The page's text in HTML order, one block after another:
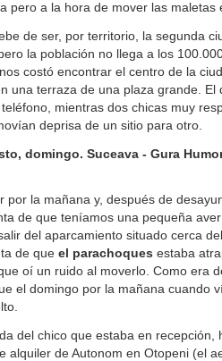
pero a la hora de mover las maletas
de ser, por territorio, la segunda
la población no llega a los
costó encontrar el centro de la
una terraza de una plaza grande. El
mientras dos chicas muy
deprisa de un sitio para otro.
domingo. Suceava - Gura
por la mañana y, después de
de que teníamos una pequeña
del aparcamiento situado cerca
de que el parachoques estaba
oí un ruido al moverlo. Como era
el domingo por la mañana cuando
del chico que estaba en recepción,
alquiler de Autonom en Otopeni (el